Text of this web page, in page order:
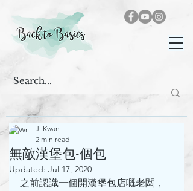
無敵漢堡包-個包
J. Kwan
2 min read
Updated: Jul 17, 2020
之前認識一個開漢堡包店嘅老闆，